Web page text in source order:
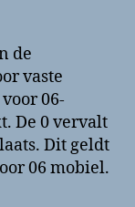
de
vaste
06-
De 0 vervalt
Dit geldt
06 mobiel.